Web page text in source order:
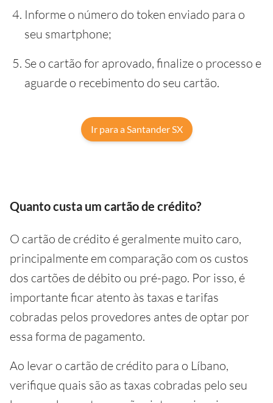
Informe o número do token enviado para o
seu smartphone;
Se o cartão for aprovado, finalize o processo e
aguarde o recebimento do seu cartão.
Ir para a Santander SX
Quanto custa um cartão de crédito?
O cartão de crédito é geralmente muito caro,
principalmente em comparação com os custos
dos cartões de débito ou pré-pago. Por isso, é
importante ficar atento às taxas e tarifas
cobradas pelos provedores antes de optar por
essa forma de pagamento.
Ao levar o cartão de crédito para o Líbano,
verifique quais são as taxas cobradas pelo seu